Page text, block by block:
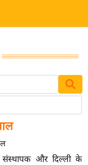
संस्थापक और दिल्ली के